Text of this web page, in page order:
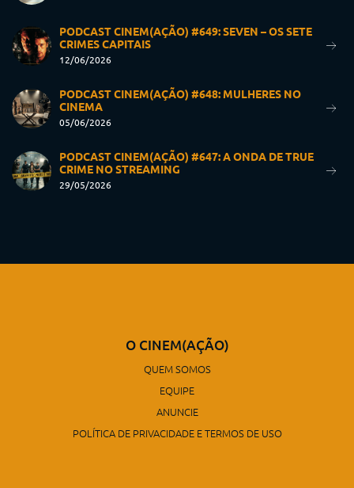
PODCAST CINEM(AÇÃO) #649: SEVEN – OS SETE
CRIMES CAPITAIS
12/06/2026
PODCAST CINEM(AÇÃO) #648: MULHERES NO
CINEMA
05/06/2026
PODCAST CINEM(AÇÃO) #647: A ONDA DE TRUE
CRIME NO STREAMING
29/05/2026
O CINEM(AÇÃO)
QUEM SOMOS
EQUIPE
ANUNCIE
POLÍTICA DE PRIVACIDADE E TERMOS DE USO